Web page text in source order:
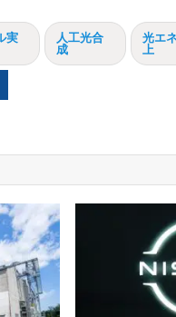
実
人工光合
成
光エ
上